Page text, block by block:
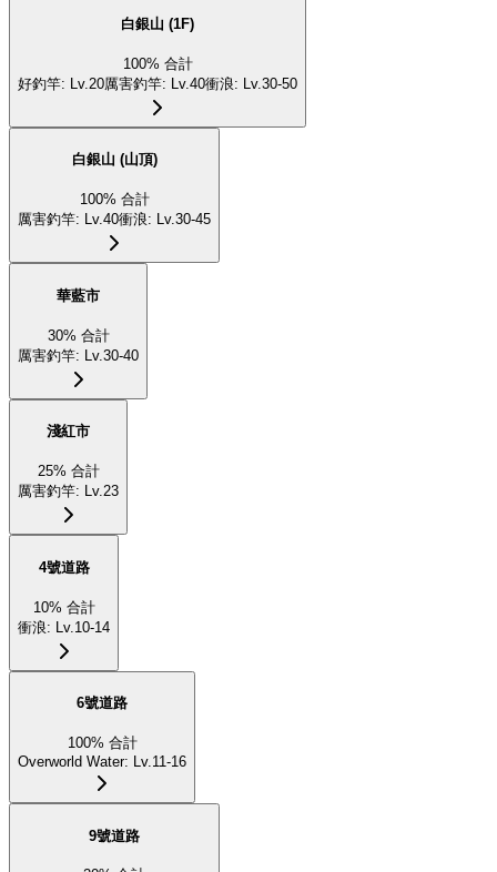
白銀山 (1F)
100% 合計
好釣竿: Lv.20厲害釣竿: Lv.40衝浪: Lv.30-50
白銀山 (山頂)
100% 合計
厲害釣竿: Lv.40衝浪: Lv.30-45
華藍市
30% 合計
厲害釣竿: Lv.30-40
淺紅市
25% 合計
厲害釣竿: Lv.23
4號道路
10% 合計
衝浪: Lv.10-14
6號道路
100% 合計
Overworld Water: Lv.11-16
9號道路